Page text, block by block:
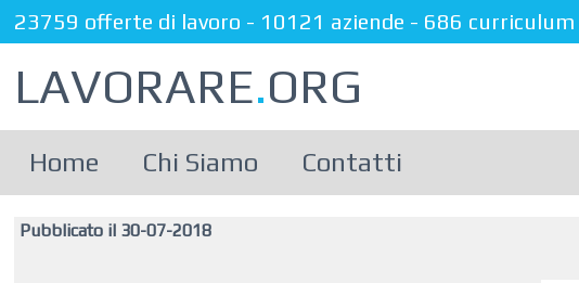
23759 offerte di lavoro - 10121 aziende - 686 curriculum
LAVORARE.ORG
Home Chi Siamo Contatti
Pubblicato il 30-07-2018